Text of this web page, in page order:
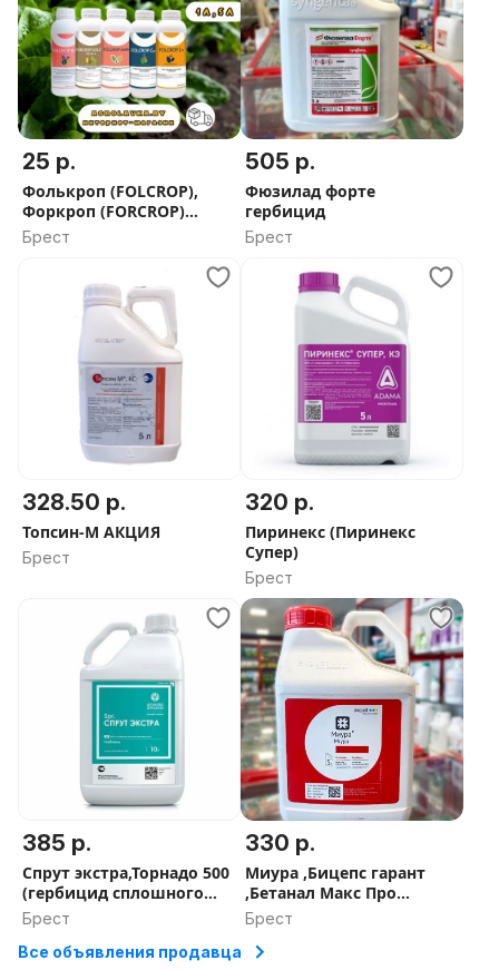
25 р.
Фолькроп (FOLCROP),
Форкроп (FORCROP)
удобрения и
биостимуляторы
Брест
505 р.
Фюзилад форте
гербицид
Брест
328.50 р.
Топсин-М АКЦИЯ
Брест
320 р.
Пиринекс (Пиринекс
Супер)
Брест
385 р.
Спрут экстра,Торнадо 500
(гербицид сплошного
действия),10 л
Брест
330 р.
Миура ,Бицепс гарант
,Бетанал Макс Про
гербицид
Брест
Все объявления продавца